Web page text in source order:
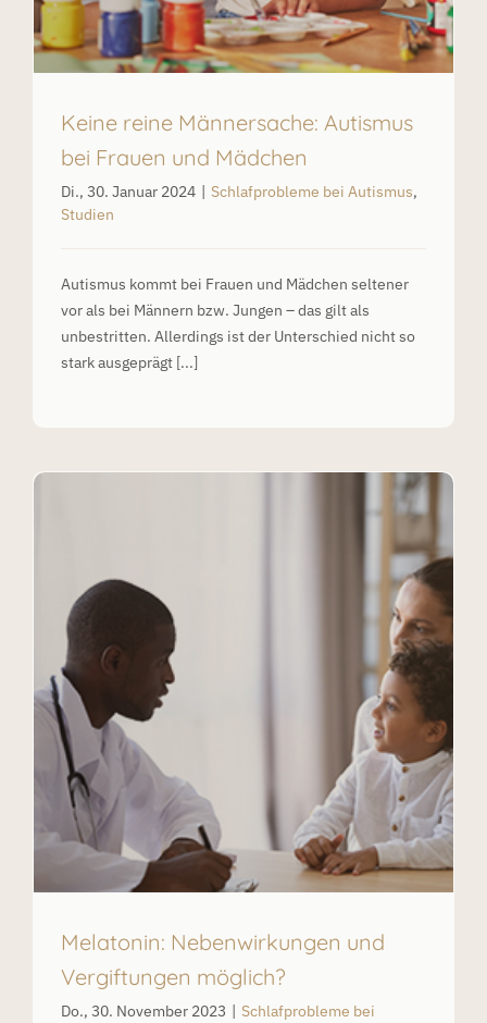
Keine reine Männersache: Autismus
bei Frauen und Mädchen
Di., 30. Januar 2024 | Schlafprobleme bei Autismus,
Studien
Autismus kommt bei Frauen und Mädchen seltener
vor als bei Männern bzw. Jungen – das gilt als
unbestritten. Allerdings ist der Unterschied nicht so
stark ausgeprägt [...]
Melatonin: Nebenwirkungen und
Vergiftungen möglich?
Do., 30. November 2023 | Schlafprobleme bei